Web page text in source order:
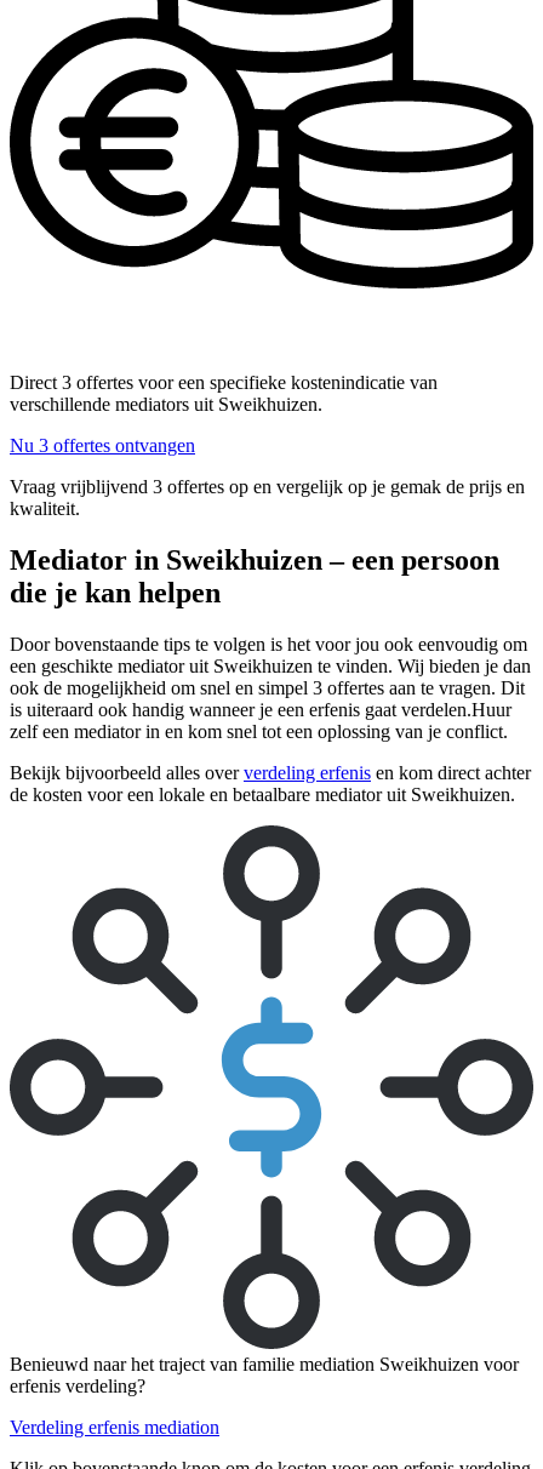
Direct 3 offertes voor een specifieke kostenindicatie van
verschillende mediators uit Sweikhuizen.
Nu 3 offertes ontvangen
Vraag vrijblijvend 3 offertes op en vergelijk op je gemak de prijs en
kwaliteit.
Mediator in Sweikhuizen – een persoon
die je kan helpen
Door bovenstaande tips te volgen is het voor jou ook eenvoudig om
een geschikte mediator uit Sweikhuizen te vinden. Wij bieden je dan
ook de mogelijkheid om snel en simpel 3 offertes aan te vragen. Dit
is uiteraard ook handig wanneer je een erfenis gaat verdelen.Huur
zelf een mediator in en kom snel tot een oplossing van je conflict.
Bekijk bijvoorbeeld alles oververdeling erfenis en kom direct achter
de kosten voor een lokale en betaalbare mediator uit Sweikhuizen.
Benieuwd naar het traject van familie mediation Sweikhuizen voor
erfenis verdeling?
Verdeling erfenis mediation